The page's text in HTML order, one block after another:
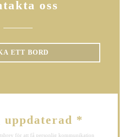
oss
ETT BORD
*
för att få personlig kommunikation